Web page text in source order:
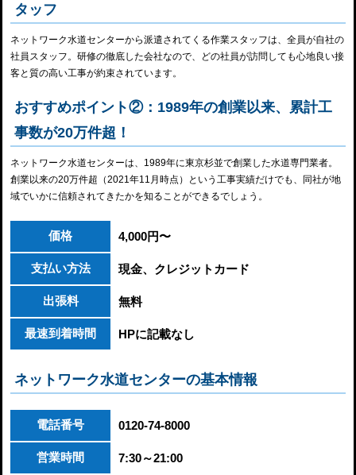
タッフ
ネットワーク水道センターから派遣されてくる作業スタッフは、全員が自社の
社員スタッフ。研修の徹底した会社なので、どの社員が訪問しても心地良い接
客と質の高い工事が約束されています。
おすすめポイント②：1989年の創業以来、累計工
事数が20万件超！
ネットワーク水道センターは、1989年に東京杉並で創業した水道専門業者。
創業以来の20万件超（2021年11月時点）という工事実績だけでも、同社が地
域でいかに信頼されてきたかを知ることができるでしょう。
価格 4,000円〜
支払い方法 現金、クレジットカード
出張料 無料
最速到着時間 HPに記載なし
ネットワーク水道センターの基本情報
電話番号 0120-74-8000
営業時間 7:30～21:00